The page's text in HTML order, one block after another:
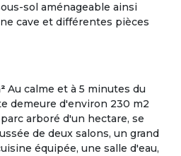
sol aménageable ainsi
cave et différentes pièces
Au calme et à 5 minutes du
demeure d'environ 230 m2
arboré d'un hectare, se
de deux salons, un grand
équipée, une salle d'eau,
Nouvelle-
mon profil